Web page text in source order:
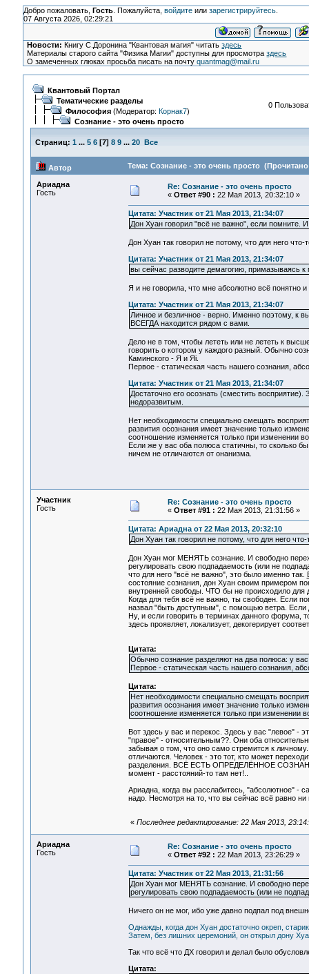
Добро пожаловать, Гость. Пожалуйста, войдитеили зарегистрируйтесь.
07 Августа 2026, 02:29:21
Новости: Книгу С.Доронина "Квантовая магия" читатьздесь
Материалы старого сайта "Физика Магии" доступны для просмотраздесь
О замеченных глюках просьба писать на почтуquantmag@mail.ru
Квантовый Портал
Тематические разделы
Философия(Модератор: Корнак7)
Сознание - это очень просто
0
Страниц: 1 ... 5 6[7] 8 9 ... 20 Все
Автор Тема: Сознание - это очень просто (Прочитано
Ариадна
Гость
Re: Сознание - это очень просто
« Ответ #90 : 22 Мая 2013, 20:32:10 »
Цитата: Участник от 21 Мая 2013, 21:34:07
Дон Хуан говорил "всё не важно", если помните.
Дон Хуан так говорил не потому, что для него
Цитата: Участник от 21 Мая 2013, 21:34:07
вы сейчас разводите демагогию, примазываясь
Я и не говорила, что мне абсолютно всё понятно
Цитата: Участник от 21 Мая 2013, 21:34:07
Личное и безличное - верно. Именно поэтому, к
ВСЕГДА находится рядом с вами.
Дело не в том, чтобы лететь или не лететь к
говорить о котором у каждого разный. Обычно
Каминского - Я и Яi.
Первое - статическая часть нашего сознания,
Цитата: Участник от 21 Мая 2013, 21:34:07
Достаточно его осознать (сместить
недоразвитым.
Нет необходимости специально смещать
развития осознания имеет значение только
соотношение изменяется только при изменении
Если же у вас оба полюса статичны, то сколько
ничем не отличаются от онанизма.
Участник
Гость
Re: Сознание - это очень просто
« Ответ #91 : 22 Мая 2013, 21:31:56 »
Цитата: Ариадна от 22 Мая 2013, 20:32:10
Дон Хуан так говорил не потому, что для него
Дон Хуан мог МЕНЯТЬ сознание. И свободно
регулировать свою подпадаемость (или не
что для него "всё не важно", это было именно так.
состояние сознания, дон Хуан своим примером
внутренней свободы. ЧТО бы не происходило для
Когда для тебя всё не важно, ты свободен. Если
назвал "быть доступным", с помощью ветра. Если
Ну, и если говорить в терминах данного
здесь проявляет, локализует, декогерирует
Цитата:
Обычно сознание разделяют на два полюса: у
Первое - статическая часть нашего сознания,
Цитата:
Нет необходимости специально смещать
развития осознания имеет значение только
соотношение изменяется только при изменении
Вот здесь у вас и перекос. Здесь у вас "левое" -
"правое" - относительным??. Они оба
забывая о том, что оно само стремится к
отличаются. Человек - это тот, кто может
разделения. ВСЁ ЕСТЬ ОПРЕДЕЛЁННОЕ СОЗНАНИЕ
момент - расстояний-то там нет!..
Ариадна, когда вы расслабитесь, "абсолютное" -
надо. Несмотря на то, что вы сейчас всё равно
« Последнее редактирование: 22 Мая 2013,
Ариадна
Гость
Re: Сознание - это очень просто
« Ответ #92 : 22 Мая 2013, 23:26:29 »
Цитата: Участник от 22 Мая 2013, 21:31:56
Дон Хуан мог МЕНЯТЬ сознание. И свободно
регулировать свою подпадаемость (или не
Ничего он не мог, ибо уже давно подпал под
Однажды, когда дон Хуан достаточно окреп,
Затем, без лишних церемоний, он открыл дону
Так что всё что ДХ говорил и делал было
Цитата: